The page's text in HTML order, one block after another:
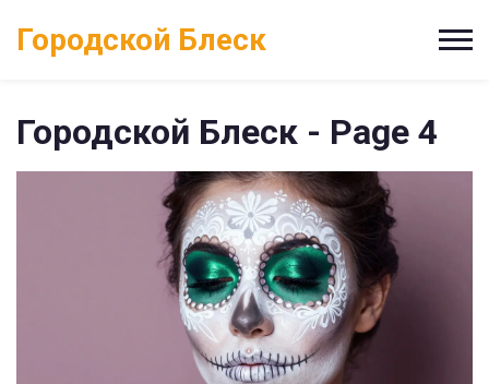
Городской Блеск
Городской Блеск - Page 4